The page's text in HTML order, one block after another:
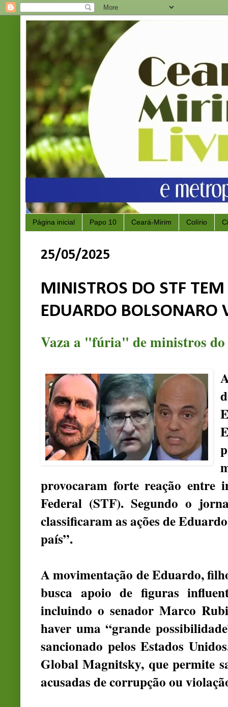
Página inicial Papo 10 Ceará-Mirim Colírio
25/05/2025
MINISTROS DO STF
EDUARDO BOLSONARO
Vaza a "fúria" de ministros
provocaram forte reação entre
Federal (STF). Segundo o
classificaram as ações de
país”.
A movimentação de Eduardo,
busca apoio de figuras
incluindo o senador Marco
haver uma “grande
sancionado pelos Estados
Global Magnitsky, que permite
acusadas de corrupção ou